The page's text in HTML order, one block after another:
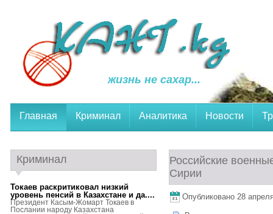
жизнь не сахар...
Главная Криминал Аналитика Новости
Российские
Сирии
Опубликовано 28
Криминал
Токаев раскритиковал низкий
уровень пенсий в Казахстане и да....
Президент Касым-Жомарт Токаев в
Послании народу Казахстана